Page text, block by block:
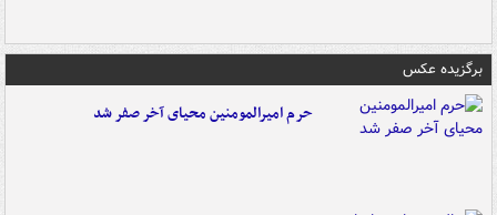
برگزیده عکس
حرم امیرالمومنین محیای آخر صفر شد